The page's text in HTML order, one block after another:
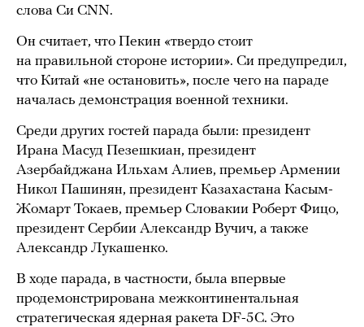
слова Си CNN.
Он считает, что Пекин «твердо стоит
на правильной стороне истории». Си предупредил,
что Китай «не остановить», после чего на параде
началась демонстрация военной техники.
Среди других гостей парада были: президент
Ирана Масуд Пезешкиан, президент
Азербайджана Ильхам Алиев, премьер Армении
Никол Пашинян, президент Казахастана Касым-
Жомарт Токаев, премьер Словакии Роберт Фицо,
президент Сербии Александр Вучич, а также
Александр Лукашенко.
В ходе парада, в частности, была впервые
продемонстрирована межконтинентальная
стратегическая ядерная ракета DF-5C. Это